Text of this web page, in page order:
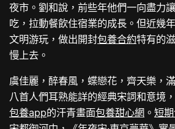
夜市。劉和說，前些年他們一向盡力
吃，拉動餐飲住宿業的成長。但近幾
文明游玩，做出開封包養合約特有的
慢上去。
虞佳麗，醉春風，蝶戀花，齊天樂，
八首人們耳熟能詳的經典宋詞和意境
包養app的汗青畫面包養甜心網 。短